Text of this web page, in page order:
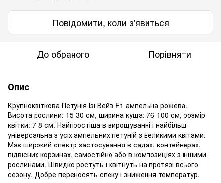
Повідомити, коли з'явиться
До обраного Порівняти
Опис
Крупноквіткова Петунія Ізі Вейв F1 ампельна рожева.
Висота рослини: 15-30 см, ширина куща: 76-100 см, розмір
квітки: 7-8 см. Найпростіша в вирощуванні і найбільш
універсальна з усіх ампельних петуній з великими квітами.
Має широкий спектр застосування в садах, контейнерах,
підвісних корзинах, самостійно або в композиціях з іншими
рослинами. Швидко ростуть і квітнуть на протязі всього
сезону. Добре переносять спеку і зниження температур.